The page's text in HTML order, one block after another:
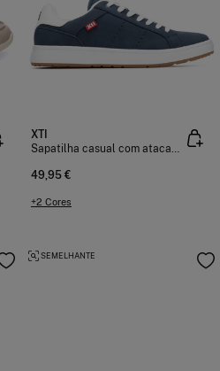
XTI
49,95 €
+2 Cores
SEMELHANTE